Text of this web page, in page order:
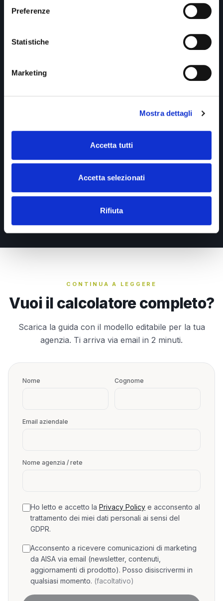
Preferenze
Statistiche
Marketing
Mostra dettagli
Accetta tutti
Accetta selezionati
Rifiuta
Il costo mensile e annuale della
qualifica manuale nella tua
Più la stima delle provvigioni che stai lasciando sul
tavolo perché i consulenti sono occupati con chi non
Compili i campi, vedi i risultati. Nessuna formula da
CONTINUA A LEGGERE
Vuoi il calcolatore completo?
Scarica la guida con il modello editabile per la tua
agenzia. Ti arriva via email in 2 minuti.
Nome Cognome
Email aziendale
Nome agenzia / rete
Ho letto e accetto la Privacy Policy e acconsento al
trattamento dei miei dati personali ai sensi del
GDPR.
Acconsento a ricevere comunicazioni di marketing
da AISA via email (newsletter, contenuti,
aggiornamenti di prodotto). Posso disiscrivermi in
qualsiasi momento. (facoltativo)